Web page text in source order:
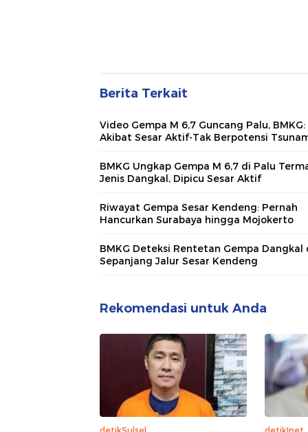
Berita Terkait
Video Gempa M 6,7 Guncang Palu, BMKG:
Akibat Sesar Aktif-Tak Berpotensi
BMKG Ungkap Gempa M 6,7 di Palu
Jenis Dangkal, Dipicu Sesar Aktif
Riwayat Gempa Sesar Kendeng: Pernah
Hancurkan Surabaya hingga Mojokerto
BMKG Deteksi Rentetan Gempa Dangkal
Sepanjang Jalur Sesar Kendeng
Rekomendasi untuk Anda